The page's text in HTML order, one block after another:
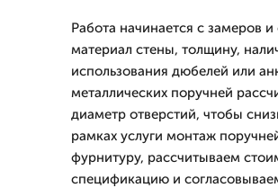
Работа начинается с замеров
материал стены, толщину,
использования дюбелей или
металлических поручней
диаметр отверстий, чтобы
рамках услуги монтаж
фурнитуру, рассчитываем
спецификацию и